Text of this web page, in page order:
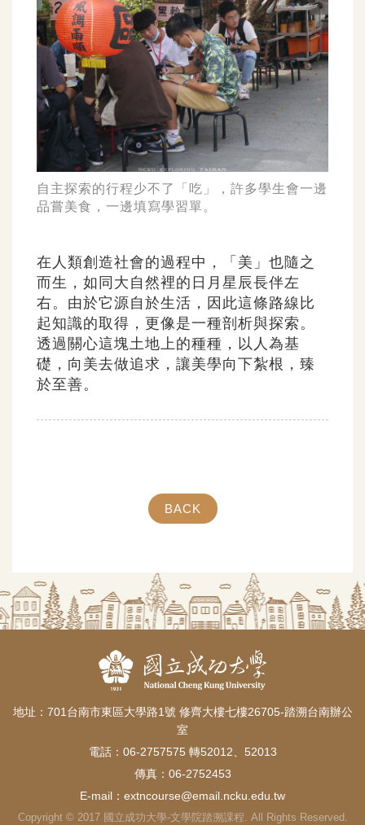
自主探索的行程少不了「吃」，許多學生會一邊
品嘗美食，一邊填寫學習單。
在人類創造社會的過程中，「美」也隨之
而生，如同大自然裡的日月星辰長伴左
右。由於它源自於生活，因此這條路線比
起知識的取得，更像是一種剖析與探索。
透過關心這塊土地上的種種，以人為基
礎，向美去做追求，讓美學向下紮根，臻
於至善。
BACK
地址：701台南市東區大學路1號 修齊大樓七樓26705-踏溯台南辦公
室
電話：06-2757575 轉52012、52013
傳真：06-2752453
E-mail： extncourse@email.ncku.edu.tw
Copyright © 2017 國立成功大學-文學院踏溯課程. All Rights Reserved.